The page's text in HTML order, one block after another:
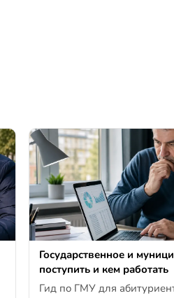
Государственное и
поступить и кем работать
Гид по ГМУ для